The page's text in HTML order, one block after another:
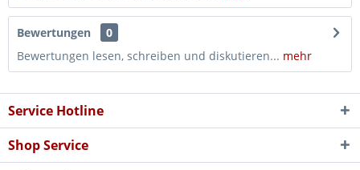
Bewertungen
0
Bewertungen lesen, schreiben und diskutieren... mehr
Service Hotline
Shop Service